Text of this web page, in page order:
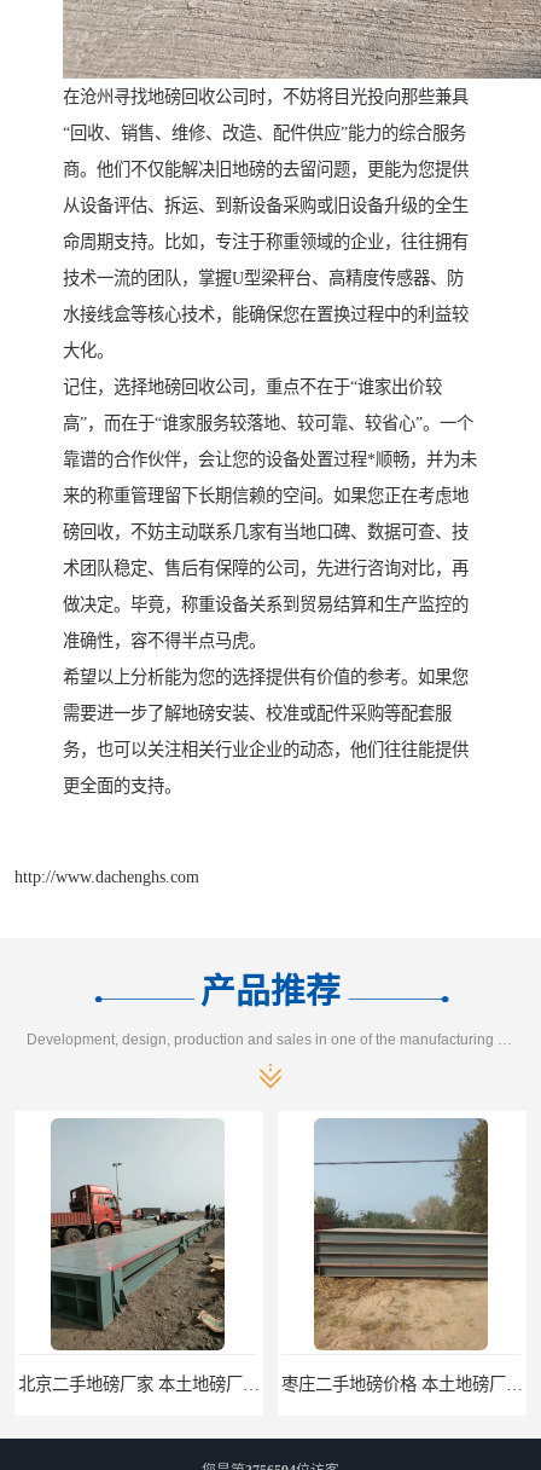
在沧州寻找地磅回收公司时，不妨将目光投向那些兼具
“回收、销售、维修、改造、配件供应”能力的综合服务
商。他们不仅能解决旧地磅的去留问题，更能为您提供
从设备评估、拆运、到新设备采购或旧设备升级的全生
命周期支持。比如，专注于称重领域的企业，往往拥有
技术一流的团队，掌握U型梁秤台、高精度传感器、防
水接线盒等核心技术，能确保您在置换过程中的利益较
大化。
记住，选择地磅回收公司，重点不在于“谁家出价较
高”，而在于“谁家服务较落地、较可靠、较省心”。一个
靠谱的合作伙伴，会让您的设备处置过程*顺畅，并为未
来的称重管理留下长期信赖的空间。如果您正在考虑地
磅回收，不妨主动联系几家有当地口碑、数据可查、技
术团队稳定、售后有保障的公司，先进行咨询对比，再
做决定。毕竟，称重设备关系到贸易结算和生产监控的
准确性，容不得半点马虎。
希望以上分析能为您的选择提供有价值的参考。如果您
需要进一步了解地磅安装、校准或配件采购等配套服
务，也可以关注相关行业企业的动态，他们往往能提供
更全面的支持。
http://www.dachenghs.com
产品推荐
滨州二手地磅价格 价格优惠